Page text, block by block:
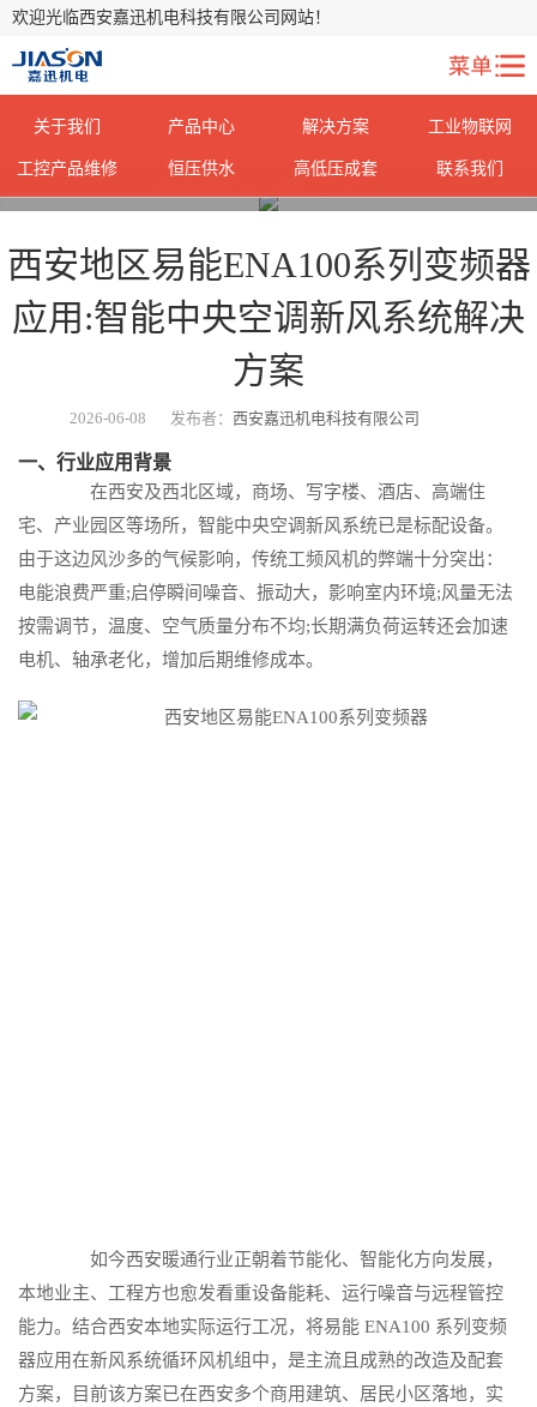
欢迎光临西安嘉迅机电科技有限公司网站！
关于我们 产品中心 解决方案 工业物联网
工控产品维修 恒压供水 高低压成套
联系我们
西安地区易能ENA100系列变频器
应用:智能中央空调新风系统解决
方案
2026-06-08 发布者： 西安嘉迅机电科技有限公司
一、行业应用背景
在西安及西北区域，商场、写字楼、酒店、高端住
宅、产业园区等场所，智能中央空调新风系统已是标配设备。
由于这边风沙多的气候影响，传统工频风机的弊端十分突出：
电能浪费严重;启停瞬间噪音、振动大，影响室内环境;风量无法
按需调节，温度、空气质量分布不均;长期满负荷运转还会加速
电机、轴承老化，增加后期维修成本。
如今西安暖通行业正朝着节能化、智能化方向发展，
本地业主、工程方也愈发看重设备能耗、运行噪音与远程管控
能力。结合西安本地实际运行工况，将易能 ENA100 系列变频
器应用在新风系统循环风机组中，是主流且成熟的改造及配套
方案，目前该方案已在西安多个商用建筑、居民小区落地，实